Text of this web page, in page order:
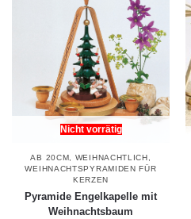
Nicht vorrätig
AB 20CM, WEIHNACHTLICH ,
WEIHNACHTSPYRAMIDEN FÜR
KERZEN
Pyramide Engelkapelle mit
Weihnachtsbaum